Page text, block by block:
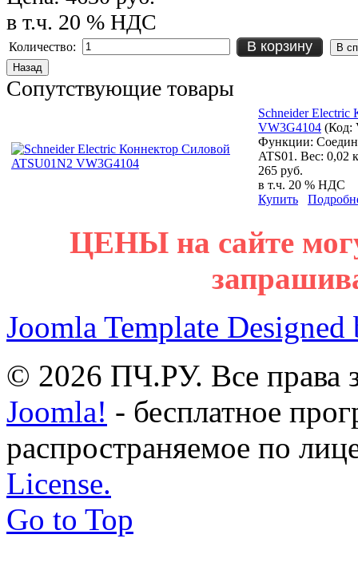
в т.ч. 20 % НДС
Количество: В корзину
Сопутствующие товары
Schneider
VW3G4104 (Код:
Функции:
ATS01. Вес: 0,02
265 руб.
в т.ч. 20 % НДС
Купить
ЦЕНЫ на сайте
Joomla Template Designed
© 2026 ПЧ.РУ. Все права
Joomla! - бесплатное
распространяемое по
License.
Go to Top